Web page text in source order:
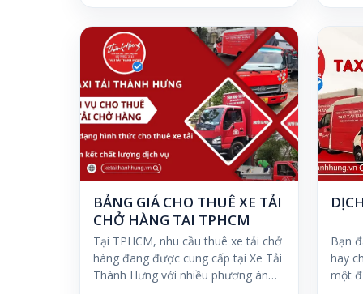
BẢNG GIÁ CHO THUÊ XE TẢI
CHỞ HÀNG TẠI TPHCM
Tại TPHCM, nhu cầu thuê xe tải chở
hàng đang được cung cấp tại Xe Tải
Thành Hưng với nhiều phương án
Bạn
hay
một